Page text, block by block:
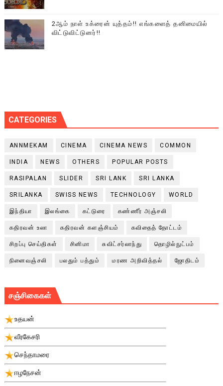
2ஆம் நாள் உக்ரைன் யுத்தம்!! எங்களைத் தனிமையில்
விட்டுவிட்டுனர்!!
CATEGORIES
ANNMEKAM CINEMA CINEMA NEWS COMMON
INDIA NEWS OTHERS POPULAR POSTS
RASIPALAN SLIDER SRI LANK SRI LANKA
SRILANKA SWISS NEWS TECHNOLOGY WORLD
இந்தியா இலங்கை கட்டுரை கண்ணீர் அஞ்சலி
கதிரவன் உலா கதிரவன் களஞ்சியம் கவிதைத் தோட்டம்
சிறப்பு செய்திகள் சினிமா சுவிட்சர்லாந்து தொழில்நுட்பம்
நினைவஞ்சலி பலதும் பத்தும் மரண அறிவித்தல் ஜோதிடம்
சஞ்சிகைகள்
உதயன்
வீரகேசரி
செந்தாமரை
ஈழநேசன்